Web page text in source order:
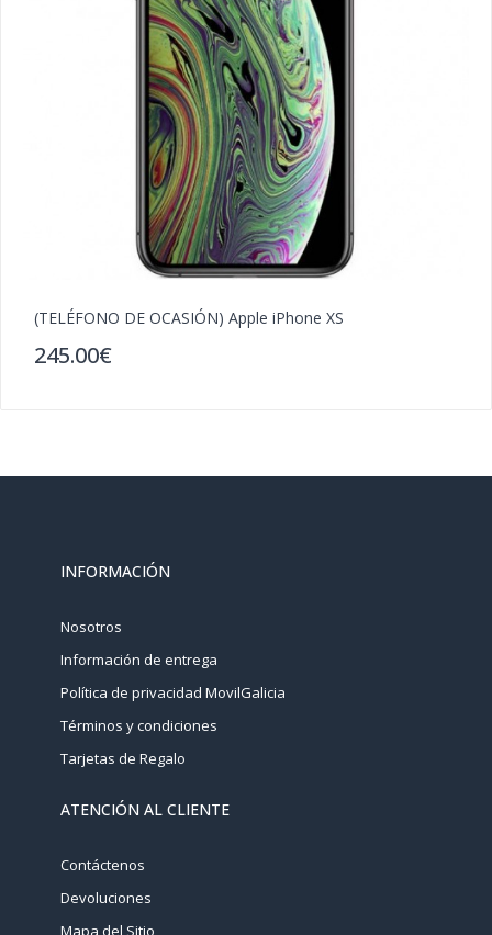
(TELÉFONO DE OCASIÓN) Apple iPhone XS
245.00€
INFORMACIÓN
Nosotros
Información de entrega
Política de privacidad MovilGalicia
Términos y condiciones
Tarjetas de Regalo
ATENCIÓN AL CLIENTE
Contáctenos
Devoluciones
Mapa del Sitio